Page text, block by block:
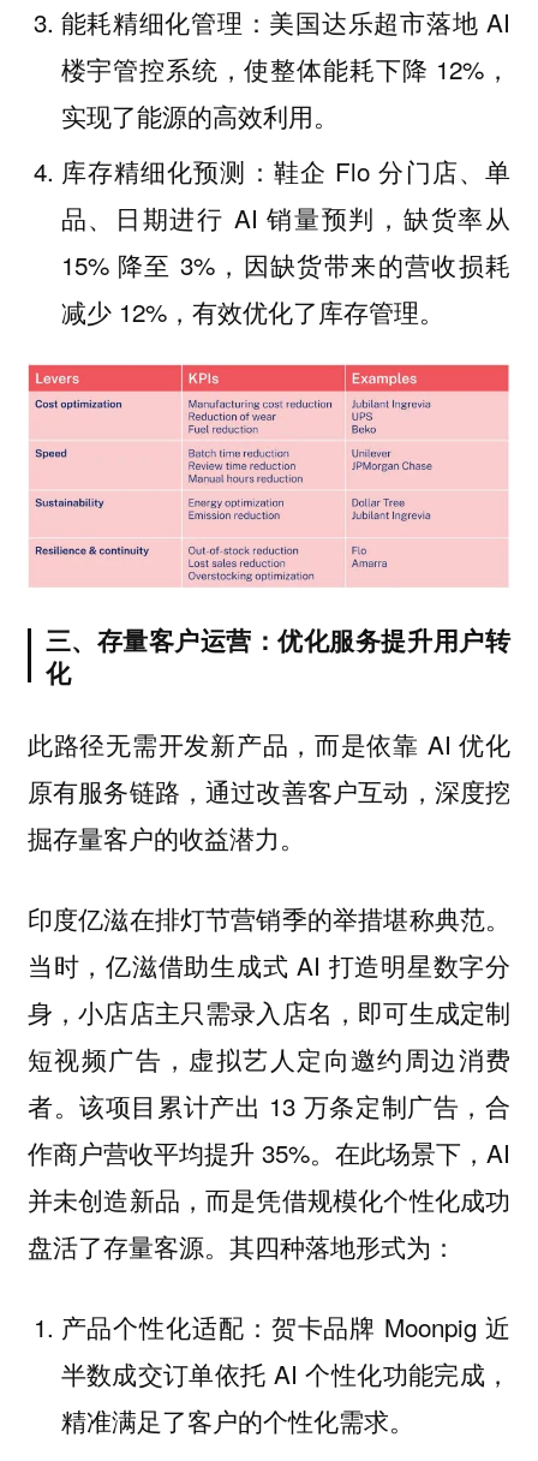
能耗精细化管理：美国达乐超市落地 AI
楼宇管控系统，使整体能耗下降 12%，
实现了能源的高效利用。
库存精细化预测：鞋企 Flo 分门店、单
品、日期进行 AI 销量预判，缺货率从
15% 降至 3%，因缺货带来的营收损耗
减少 12%，有效优化了库存管理。
三、存量客户运营：优化服务提升用户转
化
此路径无需开发新产品，而是依靠 AI 优化
原有服务链路，通过改善客户互动，深度挖
掘存量客户的收益潜力。
印度亿滋在排灯节营销季的举措堪称典范。
当时，亿滋借助生成式 AI 打造明星数字分
身，小店店主只需录入店名，即可生成定制
短视频广告，虚拟艺人定向邀约周边消费
者。该项目累计产出 13 万条定制广告，合
作商户营收平均提升 35%。在此场景下，AI
并未创造新品，而是凭借规模化个性化成功
盘活了存量客源。其四种落地形式为：
产品个性化适配：贺卡品牌 Moonpig 近
半数成交订单依托 AI 个性化功能完成，
精准满足了客户的个性化需求。